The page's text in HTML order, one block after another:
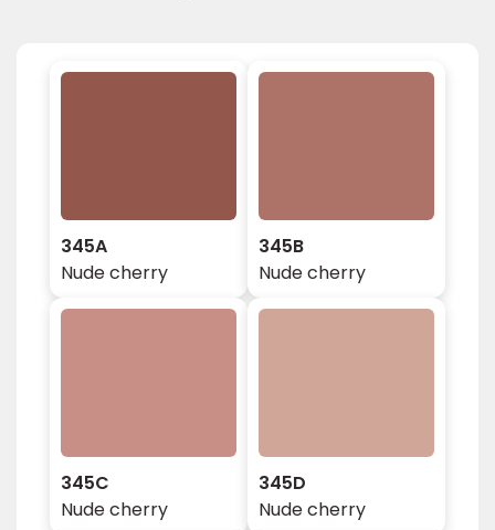
345A
Nude cherry
345B
Nude cherry
345C
Nude cherry
345D
Nude cherry